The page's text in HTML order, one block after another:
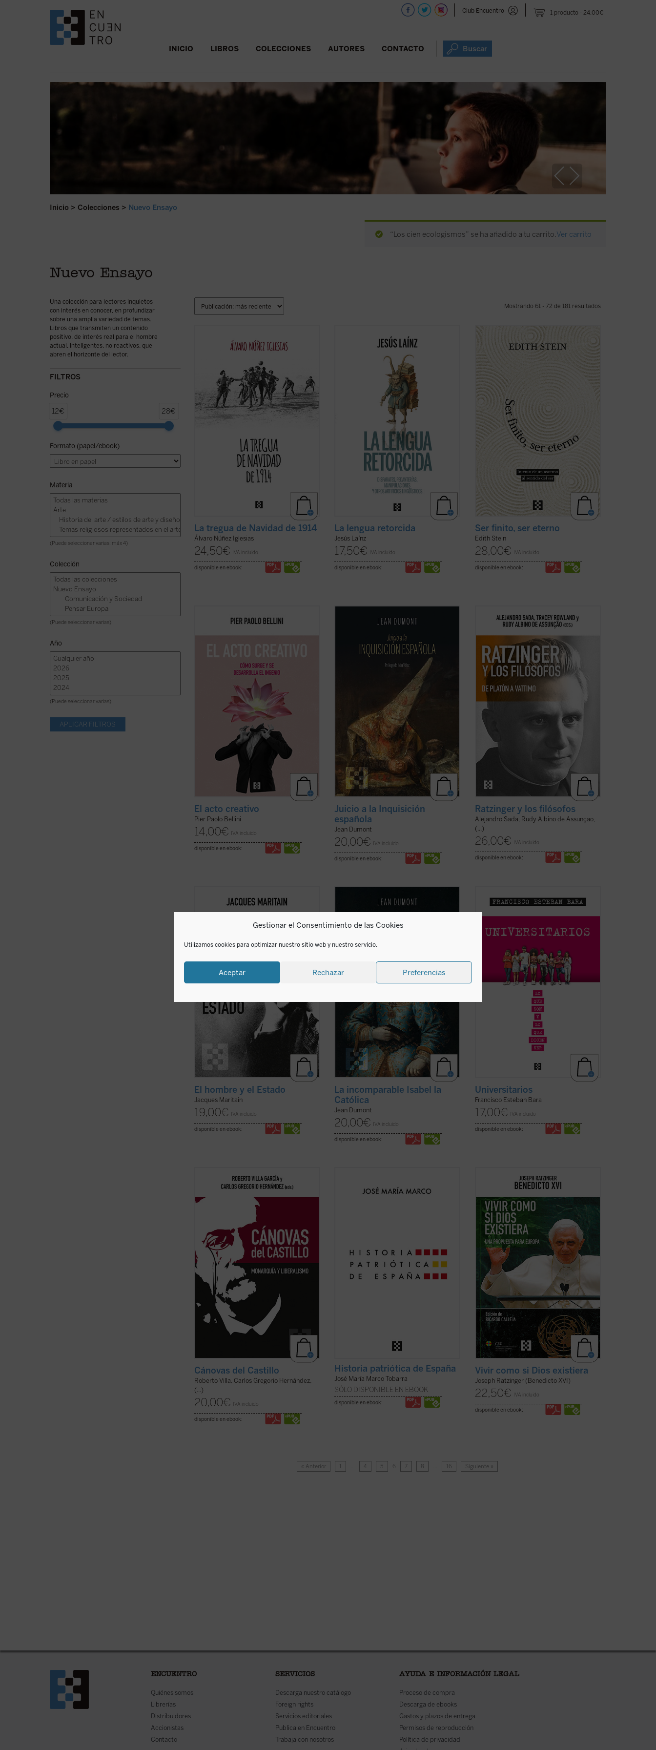
Gestionar el Consentimiento de las Cookies
Utilizamos cookies para optimizar nuestro sitio web y nuestro servicio.
Aceptar Rechazar Preferencias
1 producto 24,00€
Club Encuentro
SALTAR AL CONTENIDO. INICIO LIBROS COLECCIONES AUTORES CONTACTO Buscar
Inicio > Colecciones > Nuevo Ensayo
“Los cien ecologismos” se ha añadido a tu carrito. Ver carrito
Nuevo Ensayo
Una colección para lectores inquietos
con interés en conocer, en profundizar
sobre una amplia variedad de temas.
Libros que transmiten un contenido
positivo, de interés real para el hombre
actual, inteligentes, no reactivos, que
abren el horizonte del lector.
FILTROS
Precio
12€ 28€
Formato (papel/ebook)
Materia
(Puede seleccionar varias: máx 4)
Colección
(Puede seleccionar varias)
Año
(Puede seleccionar varias)
Mostrando 61 - 72 de 181 resultados
la Navidad que se compone de muchas
buena voluntad. Cientos de fragmentos
de diarios de guerra e historias
regimentales de uno y otro bando que,
sin censura, aunque ... (ver ficha)
La tregua de Navidad de 1914
Álvaro Núñez Iglesias
24,50€ IVA incluido
disponible en ebook:
He aquí un inagotable suministro de
ocurrencias en el uso cotidiano de la
lengua española, sabrosos episodios de
su historia, manipulaciones de los
incansables separatistas, ridiculeces de
políticos y otros pedantes... Y lo más
(ver ficha)
La lengua retorcida
Jesús Laínz
17,50€ IVA incluido
disponible en ebook:
Ser finito, ser eternoes la principal obra
filosófica de Stein, un diálogo entre
Edmund Husserl y santo Tomás de
Aquino que se extiende a Platón,
Aristóteles, san Agustín, Duns Escoto, etc.
Este ensayo lleva la impronta del ...
ficha)
Ser finito, ser eterno
Edith Stein
28,00€ IVA incluido
disponible en ebook:
Acompaña al profesor Pier Paolo Bellini
artísticos, sociológicos y filosóficos de la
creatividad. ¿En qué consiste lo creativo?
¿Qué fomenta la creatividad? ...
El acto creativo
Pier Paolo Bellini
14,00€ IVA incluido
disponible en ebook:
Mencionando la Inquisición se condensa
que puedan concebirse. Jean Dumont, el
gran hispanista, se propone enJuicio a la
Inquisición españoladar una oportunidad
de defensa a la acusada. El resultado ...
Juicio a la Inquisición
española
Jean Dumont
20,00€ IVA incluido
disponible en ebook:
La conversación y el diálogo con filósofos
clásicos y contemporáneos es una de las
características más sobresalientes en el
pensamiento del papa teólogo. Una
compilación de los interlocutores más
relevantes y una visión de conjunto de ...
(ver ficha)
Ratzinger y los filósofos
Alejandro Sada, Rudy Albino de Assunçao,
(...)
26,00€ IVA incluido
disponible en ebook:
Esta nueva edición es uno de los ensayos
su obra, los estudiosos de la filosofía
con la ocasión del 50 aniversario ...(ver
El hombre y el Estado
Jacques Maritain
19,00€ IVA incluido
disponible en ebook:
A través de un estilo ameno y accesible,
gran inteligencia, astucia y
desafíos de su época y consolidar la
La incomparable Isabel la
Católica
Jean Dumont
20,00€ IVA incluido
disponible en ebook:
El profesor Francisco Esteban Bara
este ensayo que lo mejor que puede
ofrecer la Universidad al mundo y una de
las cosas que más necesita el mundo son
y no solo ...(ver ficha)
Universitarios
Francisco Esteban Bara
17,00€ IVA incluido
disponible en ebook:
Este volumen es una aproximación
biográfica al personaje a partir de las
nuevas aportaciones que se han
realizado desde el centenario de su
fallecimiento, y abarca su ejecutoria
como ministro de Isabel II hasta su último
y difícil gobierno, ... (ver ficha)
Cánovas del Castillo
Roberto Villa, Carlos Gregorio Hernández,
(...)
20,00€ IVA incluido
disponible en ebook:
identidad nacional, el profesor y escritor
Historia patriótica de España
José María Marco Tobarra
SÓLO DISPONIBLE EN EBOOK
disponible en ebook:
El propósito de este libro no es otro que
hacer pensar, tomando en serio lo que
aporta el anuncio cristiano y su riquísima
tradición intelectual. Reúne textos de
Joseph Ratzinger/Benedicto XVI en torno
a un hilo conductor: su gran ...
(ver ficha)
Vivir como si Dios existiera
Joseph Ratzinger (Benedicto XVI)
22,50€ IVA incluido
disponible en ebook:
« Anterior 1 4 5 6 7 8 16 Siguiente »
ENCUENTRO
Quiénes somos
Librerías
Distribuidores
Accionistas
Contacto
SERVICIOS
Descarga nuestro catálogo
Foreign rights
Servicios editoriales
Publica en Encuentro
Trabaja con nosotros
AYUDA E INFORMACIÓN LEGAL
Proceso de compra
Descarga de ebooks
Gastos y plazos de entrega
Permisos de reproducción
Política de privacidad